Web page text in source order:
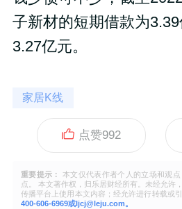
子新材的短期借款为
3.27亿元。
家居K线
点赞992
重要提示：
本文仅代表作者个人的立场和观
点。 本文著作权，归乐居财经所有。未经允许
传播平台上使用本文内容；经允许进行转载或
400-606-6969或ljcj@leju.com。